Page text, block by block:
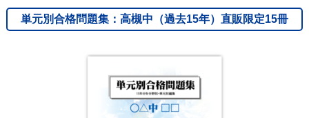
単元別合格問題集：高槻中（過去15年）直販限定15冊